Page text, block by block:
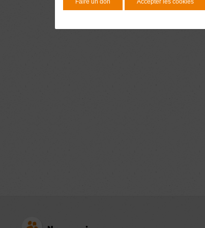
Faire un don Accepter les cookies